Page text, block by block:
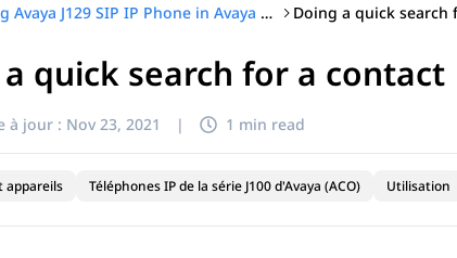
Using Avaya J129 SIP IP Phone in Avaya Cloud Office™ Doing a quick search
quick search for a contact
à jour : Nov 23, 2021 | 1 min read
appareils Téléphones IP de la série J100 d'Avaya (ACO) Utilisation